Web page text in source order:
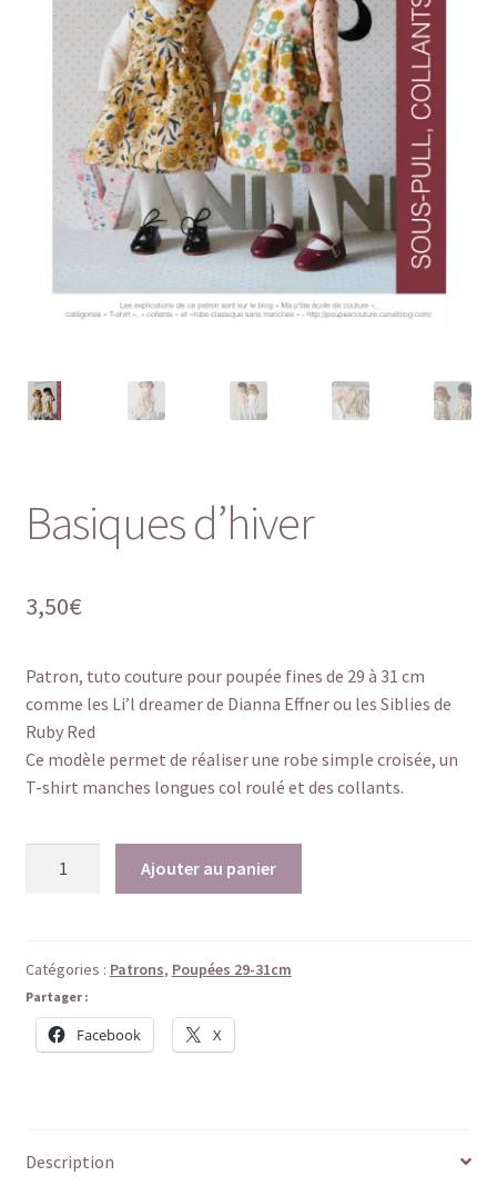
Politique de confidentialité
Politique de cookies (UE)
Validation de la commande
Basiques d’hiver
3,50€
Patron, tuto couture pour poupée fines de 29 à 31 cm
comme les Li’l dreamer de Dianna Effner ou les Siblies de
Ruby Red
Ce modèle permet de réaliser une robe simple croisée, un
T-shirt manches longues col roulé et des collants.
Ajouter au panier
Catégories : Patrons, Poupées 29-31cm
Partager :
Facebook X
Description